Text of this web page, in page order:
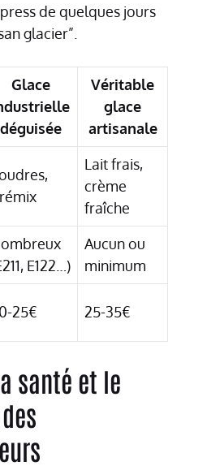
de quelques jours
glacier”.
Glace
déguisée
Véritable
glace
artisanale
Lait frais,
crème
fraîche
E122…)
Aucun ou
minimum
25€ 25-35€
santé et le